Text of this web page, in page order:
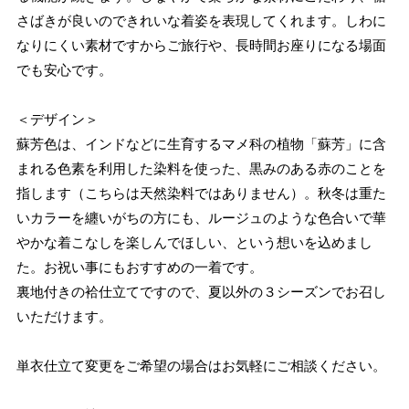
さばきが良いのできれいな着姿を表現してくれます。しわに
なりにくい素材ですからご旅行や、長時間お座りになる場面
でも安心です。
＜デザイン＞
蘇芳色は、インドなどに生育するマメ科の植物「蘇芳」に含
まれる色素を利用した染料を使った、黒みのある赤のことを
指します（こちらは天然染料ではありません）。秋冬は重た
いカラーを纏いがちの方にも、ルージュのような色合いで華
やかな着こなしを楽しんでほしい、という想いを込めまし
た。お祝い事にもおすすめの一着です。
裏地付きの袷仕立てですので、夏以外の３シーズンでお召し
いただけます。
単衣仕立て変更をご希望の場合はお気軽にご相談ください。